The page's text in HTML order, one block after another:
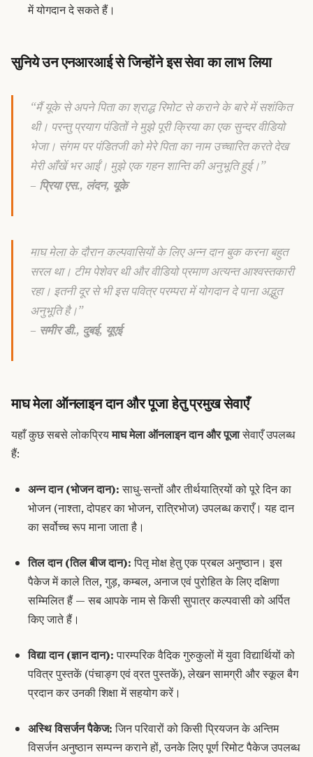
में योगदान दे सकते हैं।
सुनिये उन एनआरआई से जिन्होंने इस सेवा का लाभ लिया
“मैं यूके से अपने पिता का श्राद्ध रिमोट से कराने के बारे में सशंकित
थी। परन्तु प्रयाग पंडितों ने मुझे पूरी क्रिया का एक सुन्दर वीडियो
भेजा। संगम पर पंडितजी को मेरे पिता का नाम उच्चारित करते देख
मेरी आँखें भर आईं। मुझे एक गहन शान्ति की अनुभूति हुई।”
– प्रिया एस., लंदन, यूके
माघ मेला के दौरान कल्पवासियों के लिए अन्न दानबुक करना बहुत
सरल था। टीम पेशेवर थी और वीडियो प्रमाण अत्यन्त आश्वस्तकारी
रहा। इतनी दूर से भी इस पवित्र परम्परा में योगदान दे पाना अद्भुत
अनुभूति है।”
– समीर डी., दुबई, यूएई
माघ मेला ऑनलाइन दान और पूजा हेतु प्रमुख सेवाएँ
यहाँ कुछ सबसे लोकप्रियमाघ मेला ऑनलाइन दान और पूजासेवाएँ उपलब्ध
हैं:
अन्न दान (भोजन दान):साधु-सन्तों और तीर्थयात्रियों को पूरे दिन का
भोजन (नाश्ता, दोपहर का भोजन, रात्रिभोज) उपलब्ध कराएँ। यह दान
का सर्वोच्च रूप माना जाता है।
तिल दान (तिल बीज दान):पितृ मोक्ष हेतु एक प्रबल अनुष्ठान। इस
पैकेज में काले तिल, गुड़, कम्बल, अनाज एवं पुरोहित के लिएदक्षिणा
सम्मिलित हैं — सब आपके नाम से किसी सुपात्रकल्पवासीको अर्पित
किए जाते हैं।
विद्या दान (ज्ञान दान):पारम्परिक वैदिक गुरुकुलों में युवा विद्यार्थियों को
पवित्र पुस्तकें (पंचाङ्गएवं व्रत पुस्तकें), लेखन सामग्री और स्कूल बैग
प्रदान कर उनकी शिक्षा में सहयोग करें।
अस्थि विसर्जन पैकेज:जिन परिवारों को किसी प्रियजन के अन्तिम
विसर्जन अनुष्ठान सम्पन्न कराने हों, उनके लिए पूर्ण रिमोट पैकेज उपलब्ध